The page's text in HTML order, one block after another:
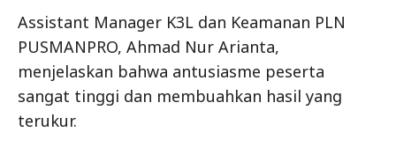
Assistant Manager K3L dan Keamanan PLN
PUSMANPRO, Ahmad Nur Arianta,
menjelaskan bahwa antusiasme peserta
sangat tinggi dan membuahkan hasil yang
terukur.